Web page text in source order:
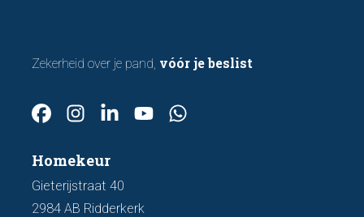
Zekerheid over je pand, vóór je beslist
Homekeur
Gieterijstraat 40
2984 AB Ridderkerk